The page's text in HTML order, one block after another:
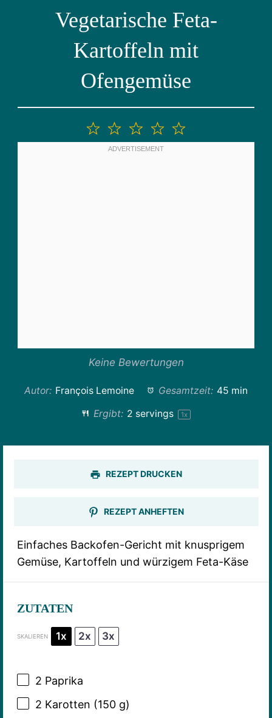
Vegetarische Feta-
Kartoffeln mit
Ofengemüse
5
4
Sterne
3
Sterne
2
Sterne
1
Stern
Keine Bewertungen
Autor: François Lemoine Gesamtzeit: 45 min
Ergibt: 2 servings 1x
REZEPT DRUCKEN
REZEPT ANHEFTEN
Einfaches Backofen-Gericht mit knusprigem
Gemüse, Kartoffeln und würzigem Feta-Käse
ZUTATEN
SKALIEREN 1x 2x 3x
2 Paprika
2 Karotten (150 g)